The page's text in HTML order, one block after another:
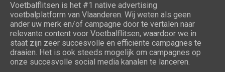
Voetbalflitsen is het #1 native advertising
voetbalplatform van Vlaanderen. Wij weten als geen
ander uw merk en/of campagne door te vertalen naar
relevante content voor Voetbalflitsen, waardoor we in
staat zijn zeer succesvolle en efficiënte campagnes te
draaien. Het is ook steeds mogelijk om campagnes op
onze succesvolle social media kanalen te lanceren.